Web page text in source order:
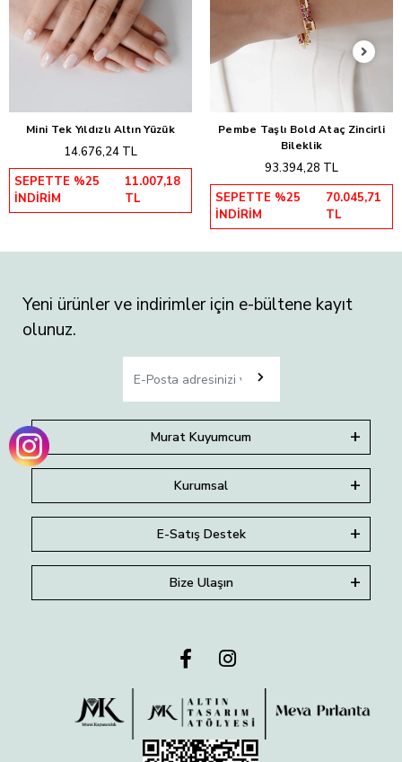
Sepete Ekle
Mini Tek Yıldızlı Altın Yüzük
14.676,24 TL
SEPETTE %25
İNDİRİM
11.007,18
TL
Sepete Ekle
Pembe Taşlı Bold Ataç Zincirli
Bileklik
93.394,28 TL
SEPETTE %25
İNDİRİM
70.045,71
TL
Yeni ürünler ve indirimler için e-bültene kayıt
olunuz.
Murat Kuyumcum
Kurumsal
E-Satış Destek
Bize Ulaşın